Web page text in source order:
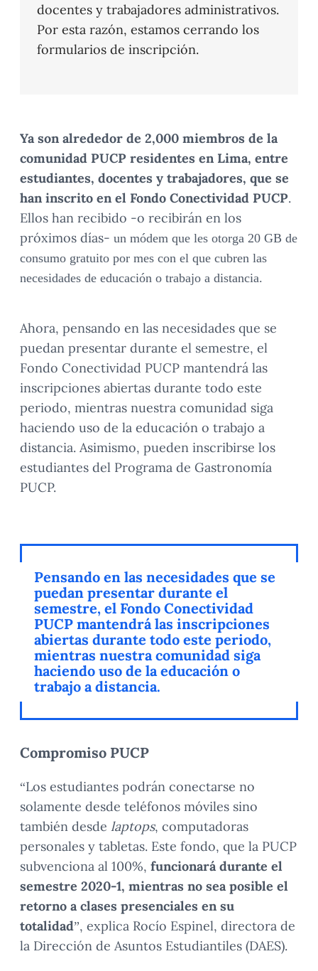
docentes y trabajadores administrativos.
Por esta razón, estamos cerrando los
formularios de inscripción.
Ya son alrededor de 2,000 miembros de la
comunidad PUCP residentes en Lima, entre
estudiantes, docentes y trabajadores, que se
han inscrito en el Fondo Conectividad PUCP.
Ellos han recibido -o recibirán en los
próximos días- un módem que les otorga 20 GB de
consumo gratuito por mes con el que cubren las
necesidades de educación o trabajo a distancia.
Ahora, pensando en las necesidades que se
puedan presentar durante el semestre, el
Fondo Conectividad PUCP mantendrá las
inscripciones abiertas durante todo este
periodo, mientras nuestra comunidad siga
haciendo uso de la educación o trabajo a
distancia. Asimismo, pueden inscribirse los
estudiantes del Programa de Gastronomía
PUCP.
Pensando en las necesidades que se
puedan presentar durante el
semestre, el Fondo Conectividad
PUCP mantendrá las inscripciones
abiertas durante todo este periodo,
mientras nuestra comunidad siga
haciendo uso de la educación o
trabajo a distancia.
Compromiso PUCP
“Los estudiantes podrán conectarse no
solamente desde teléfonos móviles sino
también desde laptops, computadoras
personales y tabletas. Este fondo, que la PUCP
subvenciona al 100%, funcionará durante el
semestre 2020-1, mientras no sea posible el
retorno a clases presenciales en su
totalidad”, explica Rocío Espinel, directora de
la Dirección de Asuntos Estudiantiles (DAES).